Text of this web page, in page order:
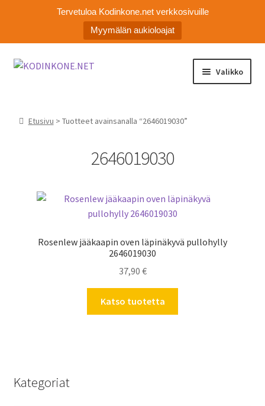
Tervetuloa Kodinkone.net verkkosivuille
Myymälän aukioloajat
Siirry
Siirry
Valikko
Asiakaspalvelu
Etusivu > Tuotteet avainsanalla “2646019030”
2646019030
Rosenlew jääkaapin oven läpinäkyvä pullohylly
2646019030
37,90 €
Katso tuotetta
Kategoriat